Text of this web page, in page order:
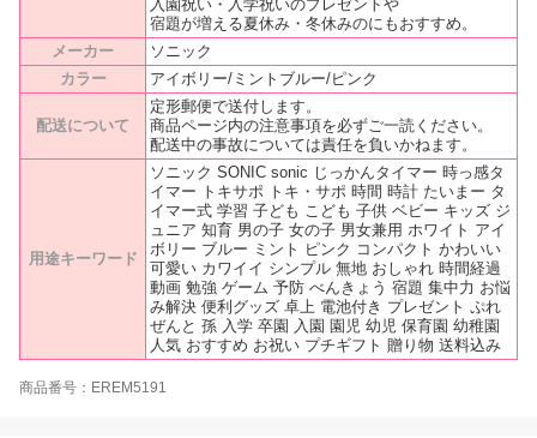
入園祝い・入学祝いのプレゼントや
宿題が増える夏休み・冬休みのにもおすすめ。
メーカー
ソニック
カラー
アイボリー/ミントブルー/ピンク
配送について
定形郵便で送付します。
商品ページ内の注意事項を必ずご一読ください。
配送中の事故については責任を負いかねます。
用途キーワード
ソニック SONIC sonic じっかんタイマー 時っ感タ
イマー トキサポ トキ・サポ 時間 時計 たいまー タ
イマー式 学習 子ども こども 子供 ベビー キッズ ジ
ュニア 知育 男の子 女の子 男女兼用 ホワイト アイ
ボリー ブルー ミント ピンク コンパクト かわいい
可愛い カワイイ シンプル 無地 おしゃれ 時間経過
動画 勉強 ゲーム 予防 べんきょう 宿題 集中力 お悩
み解決 便利グッズ 卓上 電池付き プレゼント ぷれ
ぜんと 孫 入学 卒園 入園 園児 幼児 保育園 幼稚園
人気 おすすめ お祝い プチギフト 贈り物 送料込み
商品番号：EREM5191